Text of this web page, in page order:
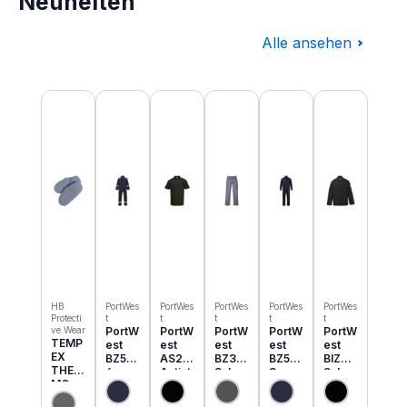
Alle ansehen
Produktgalerie überspringen
HB
Protecti
ve Wear
TEMP
EX
THER
MO
Einzie
PortWes
t
PortW
est
BZ50
6
Classi
c
PortWes
t
PortW
est
AS21
Antist
atik
ESD
PortWes
t
PortW
est
BZ31
Schw
eisser
Cargo
PortWes
t
PortW
est
BZ52
3
Bizwe
ld
PortWes
t
PortW
est
BIZ2
Schw
eisser
Jacke